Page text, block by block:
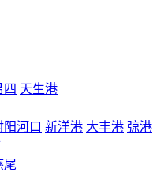
四 天生港
阳河口 新洋港 大丰港 弶港
尾